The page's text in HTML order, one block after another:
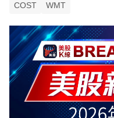
COST WMT